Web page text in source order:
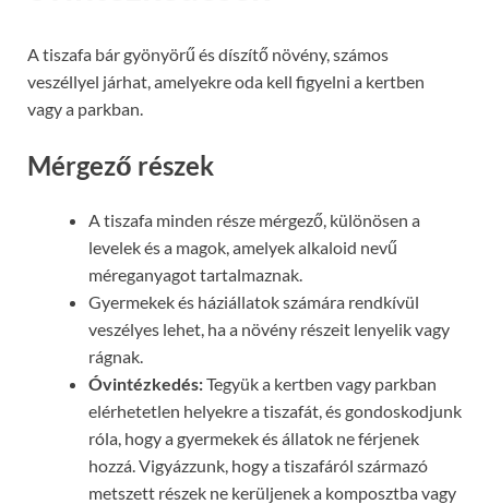
A tiszafa bár gyönyörű és díszítő növény, számos
veszéllyel járhat, amelyekre oda kell figyelni a kertben
vagy a parkban.
Mérgező részek
A tiszafa minden része mérgező, különösen a
levelek és a magok, amelyek alkaloid nevű
méreganyagot tartalmaznak.
Gyermekek és háziállatok számára rendkívül
veszélyes lehet, ha a növény részeit lenyelik vagy
rágnak.
Óvintézkedés:Tegyük a kertben vagy parkban
elérhetetlen helyekre a tiszafát, és gondoskodjunk
róla, hogy a gyermekek és állatok ne férjenek
hozzá. Vigyázzunk, hogy a tiszafáról származó
metszett részek ne kerüljenek a komposztba vagy